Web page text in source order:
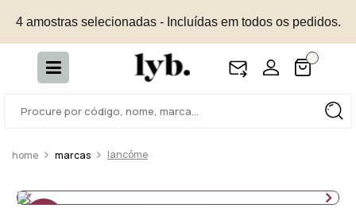
4 amostras selecionadas - Incluídas em todos os pedidos.
marcas lancôme